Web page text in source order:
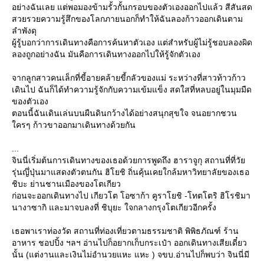
อย่างฉันเลย แต่พอมองข้ามรั้วกั้นกรอบของตัวเองออกไปแล้ว สีสันสด
สวยรวยความรู้สึกของโลกภายนอกก็ทำให้ฉันลองก้าวออกเดินตาม
ลำพังดุ
ผู้รู้บอกว่าการเดินทางคือการค้นหาตัวเอง แต่สำหรับผู้ไม่รู้ชอบลองผิด
ลองถูกอย่างฉัน มันคือการเดินทางออกไปให้รู้จักตัวเอง
จากลูกสาวคนเล็กที่ขี้อายคล้ายขี้กลัวของแม่ ระหว่างที่สาวท้าวก้าว
เดินไป ฉันก็ได้ทำความรู้จักกับความเข้มแข็ง สดใสที่หลบอยู่ในมุมมืด
ของตัวเอง
ตอนนี้ฉันเดินเล่นบนผืนดินกว้างได้อย่างสนุกสุขใจ จนอยากชวน
ครๆ ก้าวขาออกมาเดินทางด้วยกัน
...
จินนี่เริ่มต้นการเดินทางของเธอด้วยการพูดถึง ฮาราจูกุ สถานที่ที่วั
รุ่นญึ่ปุ่นมาแสดงตัวตนกัน ฮิโยชิ ถิ่นคุ้นเคยใกล้มหาวิทยาลัยของเธอ
ชิบะ ย่านชานเมืองของโตเกียว
ก่อนจะออกเดินทางไป เกียวโต โอซาก้า คูราโยชิ -โทตโตริ ฮิโรชิมา
นางาซากิ และมาจบลงที่ ชิบุยะ ใจกลางกรุงโตเกียวอีกครั้ง
เธอพาเราท่องวัด สถานที่ท่องเที่ยวตามธรรมชาติ พิพิธภัณฑ์ ร้าน
อาหาร ชอปปิ้ง ฯลฯ อ่านไปก็อยากเก็บกระเป๋า ออกเดินทางเสียเดี๋ยว
นั้น (แต่งานและเงินไม่อำนวยแหะ แหะ ) จขบ.อ่านไปก็พบว่า จินนี่มี